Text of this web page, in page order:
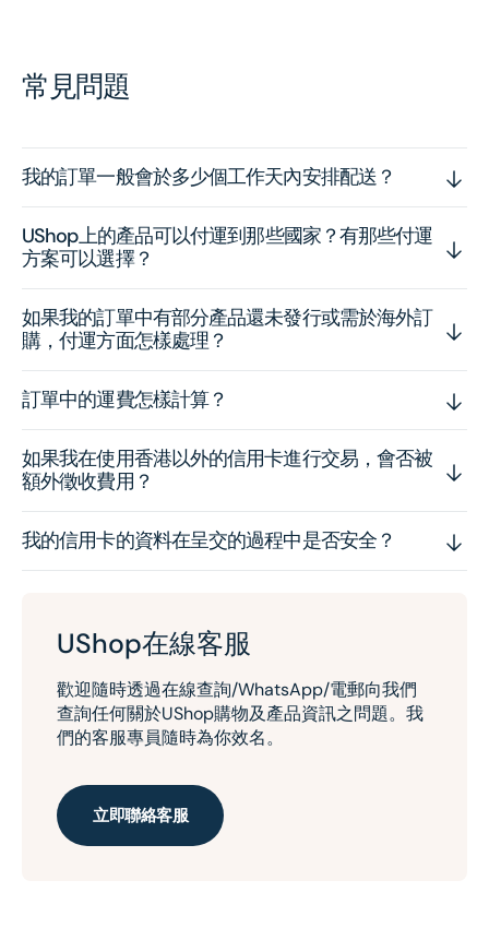
常見問題
我的訂單一般會於多少個工作天內安排配送？
UShop上的產品可以付運到那些國家？有那些付運
方案可以選擇？
如果我的訂單中有部分產品還未發行或需於海外訂
購，付運方面怎樣處理？
訂單中的運費怎樣計算？
如果我在使用香港以外的信用卡進行交易，會否被
額外徵收費用？
我的信用卡的資料在呈交的過程中是否安全？
UShop在線客服
歡迎隨時透過在線查詢/WhatsApp/電郵向我們
查詢任何關於UShop購物及產品資訊之問題。我
們的客服專員隨時為你效名。
立即聯絡客服